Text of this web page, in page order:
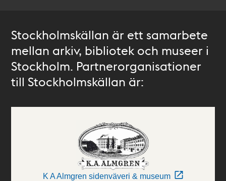
Stockholmskällan är ett samarbete
mellan arkiv, bibliotek och museer i
Stockholm. Partnerorganisationer
till Stockholmskällan är:
K A Almgren sidenväveri & museum